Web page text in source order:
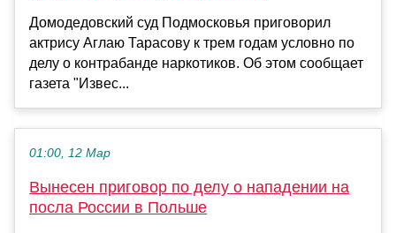
Домодедовский суд Подмосковья приговорил
актрису Аглаю Тарасову к трем годам условно по
делу о контрабанде наркотиков. Об этом сообщает
газета "Извес...
01:00, 12 Мар
Вынесен приговор по делу о нападении на
посла России в Польше